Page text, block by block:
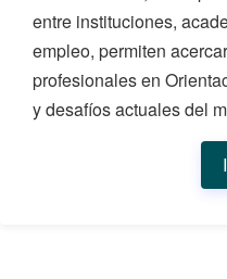
entre instituciones,
empleo, permiten
profesionales en
y desafíos actuales del